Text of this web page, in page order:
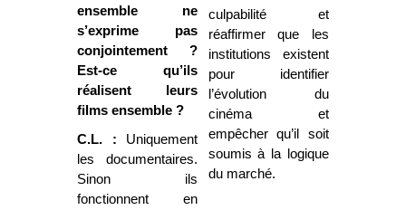
ensemble ne
s’exprime pas
conjointement ?
Est-ce qu’ils
réalisent leurs
films ensemble ?
C.L. : Uniquement
les documentaires.
Sinon ils
fonctionnent en
culpabilité et
réaffirmer que les
institutions existent
pour identifier
l’évolution du
cinéma et
empêcher qu’il soit
soumis à la logique
du marché.